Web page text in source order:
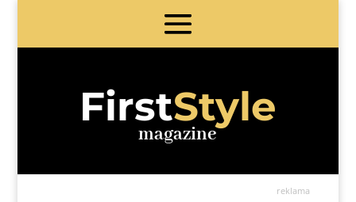
FirstStyle
magazine
reklama